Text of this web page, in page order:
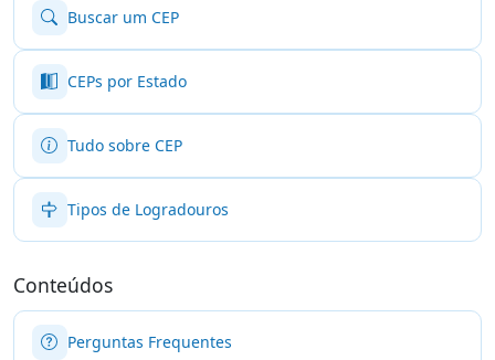
Buscar um CEP
CEPs por Estado
Tudo sobre CEP
Tipos de Logradouros
Conteúdos
Perguntas Frequentes